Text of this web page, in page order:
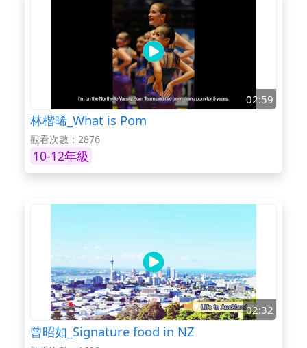
02:59
林楷晞_What is Pom
觀看次數：2876
10-12年級
02:32
曾昭如_Signature food in NZ